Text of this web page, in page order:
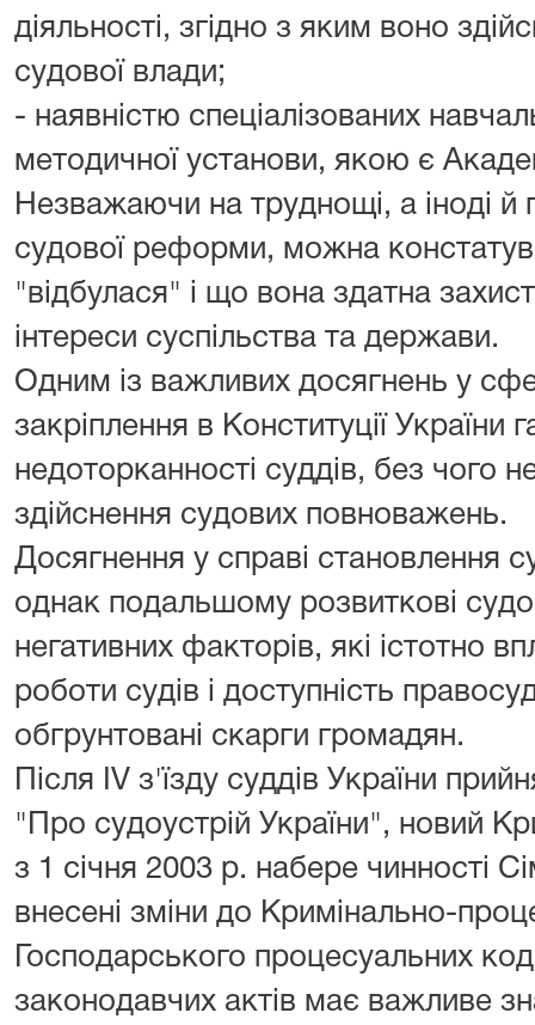
діяльності, згідно з яким воно
судової влади;
- наявністю спеціалізованих
методичної установи, якою є
Незважаючи на труднощі, а іноді й
судової реформи, можна
"відбулася" і що вона здатна
інтереси суспільства та держави.
Одним із важливих досягнень у
закріплення в Конституції України
недоторканності суддів, без чого
здійснення судових повноважень.
Досягнення у справі становлення
однак подальшому розвиткові
негативних факторів, які істотно
роботи судів і доступність
обгрунтовані скарги громадян.
Після IV з'їзду суддів України
"Про судоустрій України", новий
з 1 січня 2003 р. набере чинності
внесені зміни до Кримінально-
Господарського процесуальних
законодавчих актів має важливе